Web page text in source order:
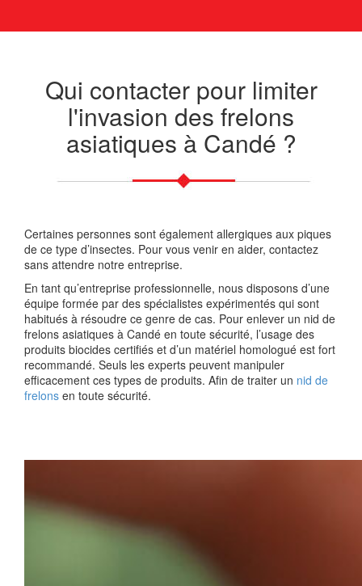
Qui contacter pour limiter
l'invasion des frelons
asiatiques à Candé ?
Certaines personnes sont également allergiques aux piques
de ce type d’insectes. Pour vous venir en aider, contactez
sans attendre notre entreprise.
En tant qu’entreprise professionnelle, nous disposons d’une
équipe formée par des spécialistes expérimentés qui sont
habitués à résoudre ce genre de cas. Pour enlever un nid de
frelons asiatiques à Candé en toute sécurité, l’usage des
produits biocides certifiés et d’un matériel homologué est fort
recommandé. Seuls les experts peuvent manipuler
efficacement ces types de produits. Afin de traiter un nid de
frelons en toute sécurité.